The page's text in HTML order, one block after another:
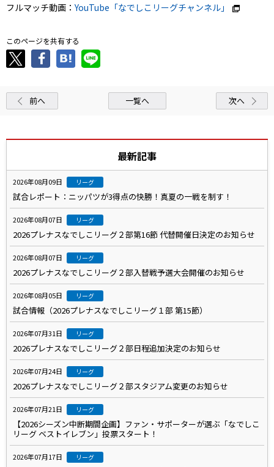
フルマッチ動画：YouTube「なでしこリーグチャンネル」
このページを共有する
前へ 一覧へ 次へ
最新記事
2026年08月09日 リーグ
試合レポート：ニッパツが3得点の快勝！真夏の一戦を制す！
2026年08月07日 リーグ
2026プレナスなでしこリーグ２部第16節 代替開催日決定のお知らせ
2026年08月07日 リーグ
2026プレナスなでしこリーグ２部入替戦予選大会開催のお知らせ
2026年08月05日 リーグ
試合情報（2026プレナスなでしこリーグ１部 第15節）
2026年07月31日 リーグ
2026プレナスなでしこリーグ２部日程追加決定のお知らせ
2026年07月24日 リーグ
2026プレナスなでしこリーグ２部スタジアム変更のお知らせ
2026年07月21日 リーグ
【2026シーズン中断期間企画】ファン・サポーターが選ぶ「なでしこ
リーグ ベストイレブン」投票スタート！
2026年07月17日 リーグ